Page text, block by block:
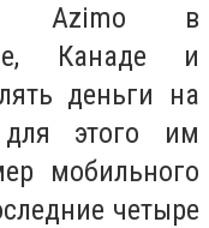
Azimo в
Канаде и
деньги на
этого им
мобильного
четыре